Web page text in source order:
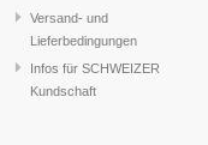
Versand- und
Lieferbedingungen
Infos für SCHWEIZER
Kundschaft